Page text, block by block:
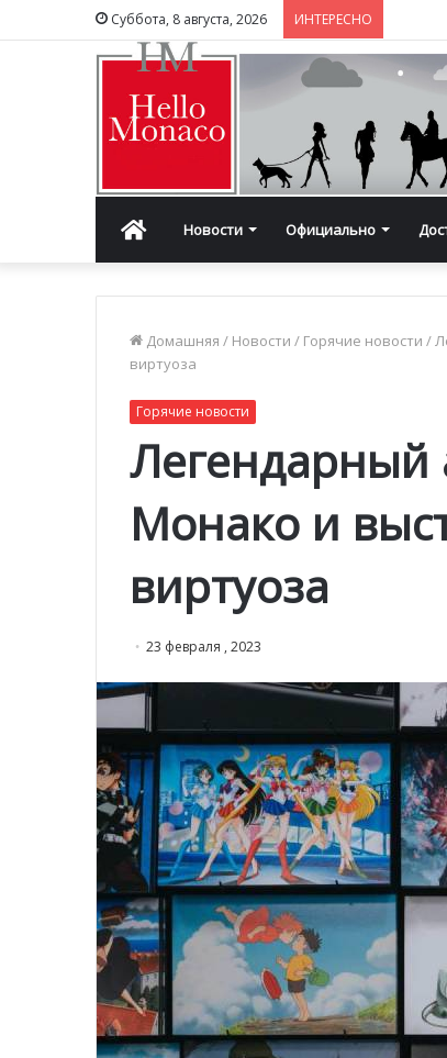
Суббота, 8 августа, 2026 ИНТЕРЕСНО
ГлавнаяНовости Официально
Домашняя / Новости / Горячие новости /
виртуоза
Горячие новости
Монако и
виртуоза
23 февраля , 2023